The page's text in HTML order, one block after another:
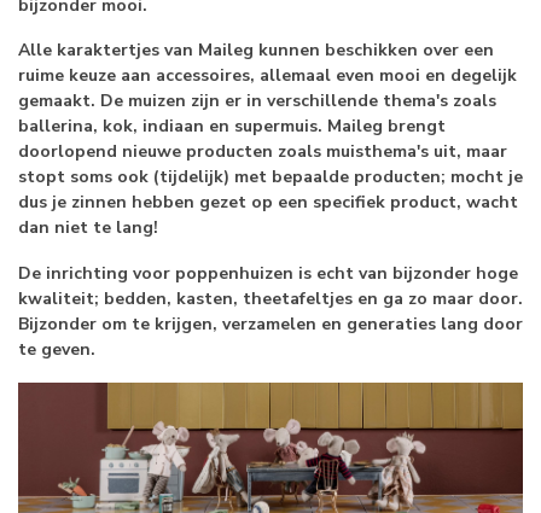
bijzonder mooi.
Alle karaktertjes van Maileg kunnen beschikken over een
ruime keuze aan accessoires, allemaal even mooi en degelijk
gemaakt. De muizen zijn er in verschillende thema's zoals
ballerina, kok, indiaan en supermuis. Maileg brengt
doorlopend nieuwe producten zoals muisthema's uit, maar
stopt soms ook (tijdelijk) met bepaalde producten; mocht je
dus je zinnen hebben gezet op een specifiek product, wacht
dan niet te lang!
De inrichting voor poppenhuizen is echt van bijzonder hoge
kwaliteit; bedden, kasten, theetafeltjes en ga zo maar door.
Bijzonder om te krijgen, verzamelen en generaties lang door
te geven.